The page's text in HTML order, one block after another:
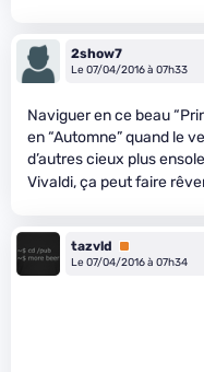
2show7
Le 07/04/2016 à 07h33
Naviguer en ce beau
en “Automne” quand le
d’autres cieux plus
Vivaldi, ça peut faire
tazvld
Premium
Le 07/04/2016 à 07h34